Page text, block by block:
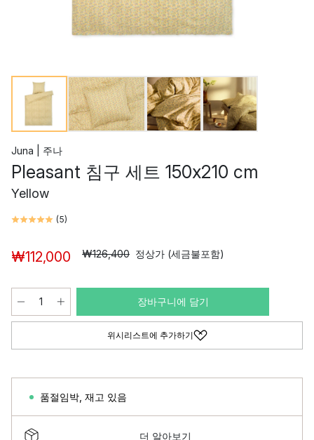
Juna | 주나
Pleasant 침구 세트 150x210 cm
Yellow
(5)
₩112,000 ₩126,400 정상가 (세금불포함)
장바구니에 담기
위시리스트에 추가하기
품절임박 재고 있음
더 알아보기